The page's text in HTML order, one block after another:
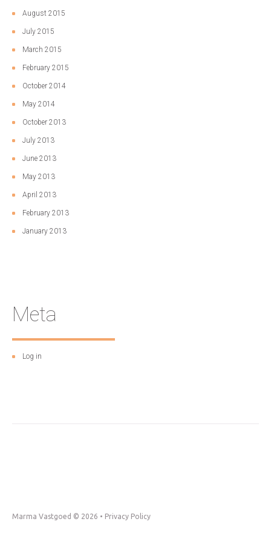
August 2015
July 2015
March 2015
February 2015
October 2014
May 2014
October 2013
July 2013
June 2013
May 2013
April 2013
February 2013
January 2013
Meta
Log in
Marma Vastgoed © 2026 • Privacy Policy